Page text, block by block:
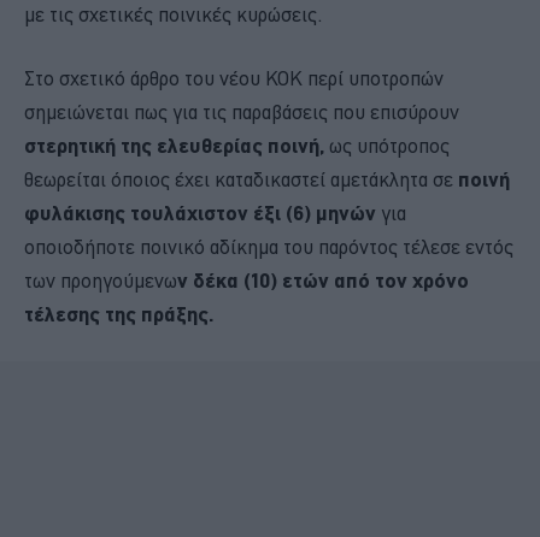
με τις σχετικές ποινικές κυρώσεις.
Στο σχετικό άρθρο του νέου ΚΟΚ περί υποτροπών
σημειώνεται πως για τις παραβάσεις που επισύρουν
στερητική της ελευθερίας ποινή, ως υπότροπος
θεωρείται όποιος έχει καταδικαστεί αμετάκλητα σε ποινή
φυλάκισης τουλάχιστον έξι (6) μηνών για
οποιοδήποτε ποινικό αδίκημα του παρόντος τέλεσε εντός
των προηγούμενων δέκα (10) ετών από τον χρόνο
τέλεσης της πράξης.